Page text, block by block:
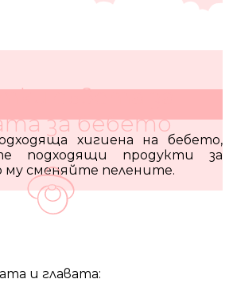
съвета за
за бебето
хигиена на бебето,
подходящи продукти за
му сменяйте пелените.
и главата: